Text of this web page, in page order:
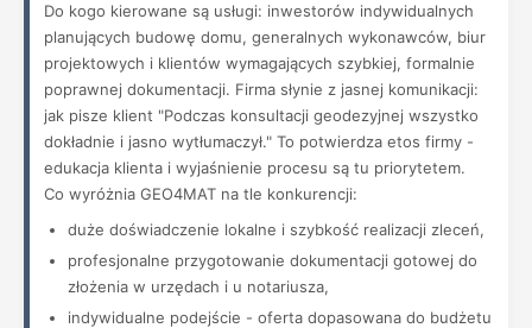
Do kogo kierowane są usługi: inwestorów indywidualnych
planujących budowę domu, generalnych wykonawców, biur
projektowych i klientów wymagających szybkiej, formalnie
poprawnej dokumentacji. Firma słynie z jasnej komunikacji:
jak pisze klient "Podczas konsultacji geodezyjnej wszystko
dokładnie i jasno wytłumaczył." To potwierdza etos firmy -
edukacja klienta i wyjaśnienie procesu są tu priorytetem.
Co wyróżnia GEO4MAT na tle konkurencji:
duże doświadczenie lokalne i szybkość realizacji zleceń,
profesjonalne przygotowanie dokumentacji gotowej do
złożenia w urzędach i u notariusza,
indywidualne podejście - oferta dopasowana do budżetu